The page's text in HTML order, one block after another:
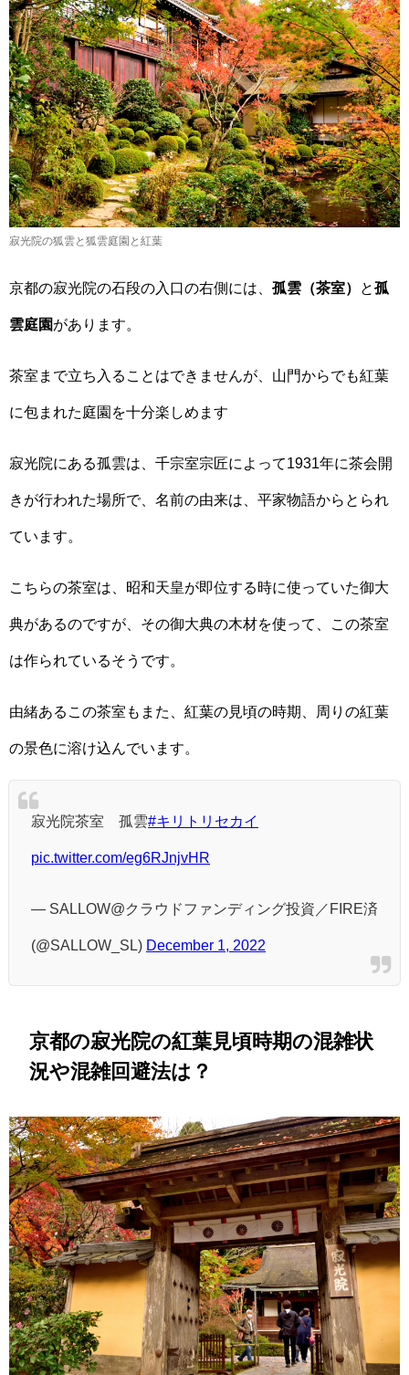
寂光院の狐雲と狐雲庭園と紅葉
京都の寂光院の石段の入口の右側には、 孤雲（茶室） と孤
雲庭園があります。
茶室まで立ち入ることはできませんが、山門からでも紅葉
に包まれた庭園を十分楽しめます
寂光院にある孤雲は、千宗室宗匠によって1931年に茶会開
きが行われた場所で、名前の由来は、平家物語からとられ
ています。
こちらの茶室は、昭和天皇が即位する時に使っていた御大
典があるのですが、その御大典の木材を使って、この茶室
は作られているそうです。
由緒あるこの茶室もまた、紅葉の見頃の時期、周りの紅葉
の景色に溶け込んでいます。
寂光院茶室 孤雲#キリトリセカイ
pic.twitter.com/eg6RJnjvHR
— SALLOW@クラウドファンディング投資／FIRE済
(@SALLOW_SL) December 1, 2022
京都の寂光院の紅葉見頃時期の混雑状
況や混雑回避法は？